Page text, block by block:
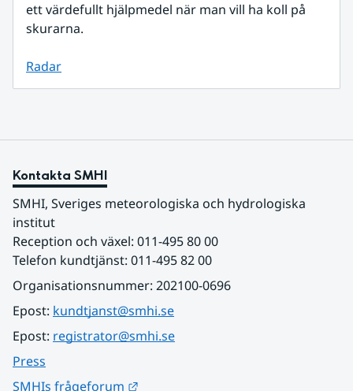
ett värdefullt hjälpmedel när man vill ha koll på
skurarna.
Radar
Kontakta SMHI
SMHI, Sveriges meteorologiska och hydrologiska
institut
Reception och växel: 011-495 80 00
Telefon kundtjänst: 011-495 82 00
Organisationsnummer: 202100-0696
Epost: kundtjanst@smhi.se
Epost: registrator@smhi.se
Press
SMHIs frågeforum